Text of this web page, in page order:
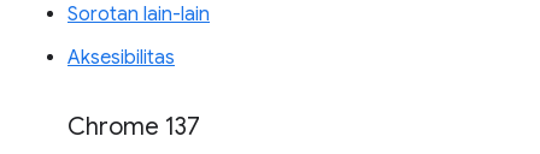
Sorotan lain-lain
Aksesibilitas
Chrome 137